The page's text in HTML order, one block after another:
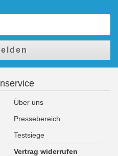
Über uns
Pressebereich
Testsiege
Vertrag widerrufen